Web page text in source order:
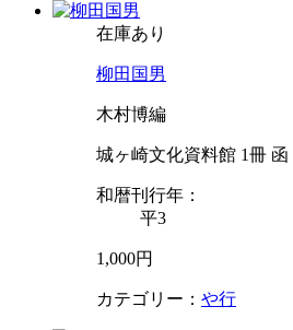
在庫あり
柳田国男
木村博編
城ヶ崎文化資料館 1冊 函
和暦刊行年：
平3
1,000円
カテゴリー： や行